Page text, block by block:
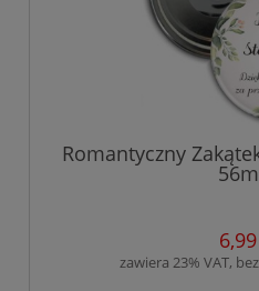
Romantyczny
6,99
zawiera 23% VAT,